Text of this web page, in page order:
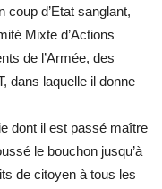
coup d’Etat sanglant,
Mixte d’Actions
de l’Armée, des
dans laquelle il donne
dont il est passé maître
le bouchon jusqu’à
de citoyen à tous les